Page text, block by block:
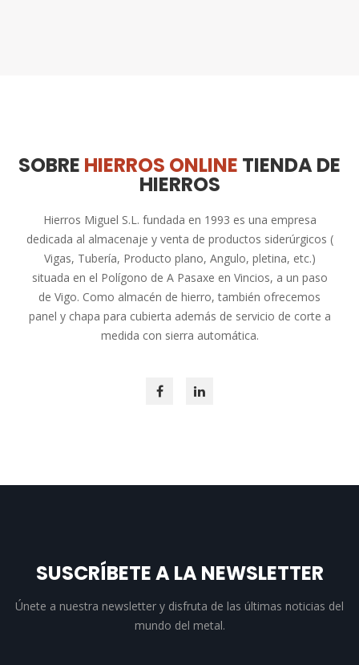
SOBRE HIERROS ONLINE TIENDA DE
HIERROS
Hierros Miguel S.L. fundada en 1993 es una empresa
dedicada al almacenaje y venta de productos siderúrgicos (
Vigas, Tubería, Producto plano, Angulo, pletina, etc.)
situada en el Polígono de A Pasaxe en Vincios, a un paso
de Vigo. Como almacén de hierro, también ofrecemos
panel y chapa para cubierta además de servicio de corte a
medida con sierra automática.
SUSCRÍBETE A LA NEWSLETTER
Únete a nuestra newsletter y disfruta de las últimas noticias del
mundo del metal.